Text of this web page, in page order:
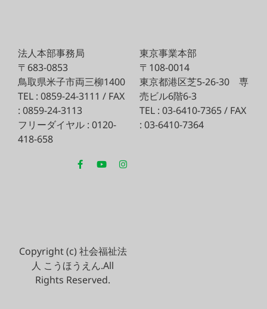
法人本部事務局
〒683-0853
鳥取県米子市両三柳1400
TEL : 0859-24-3111 / FAX
: 0859-24-3113
フリーダイヤル : 0120-
418-658
東京事業本部
〒108-0014
東京都港区芝5-26-30 専
売ビル6階6-3
TEL : 03-6410-7365 / FAX
: 03-6410-7364
Copyright (c) 社会福祉法
人 こうほうえん.All
Rights Reserved.